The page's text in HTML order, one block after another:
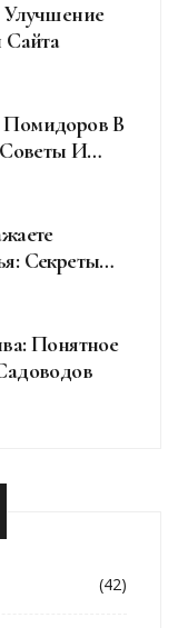
Улучшение
Сайта
В
Советы И
Секреты
Весной
Понятное
(42)